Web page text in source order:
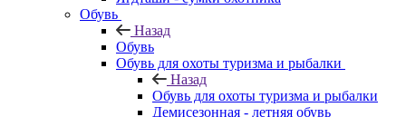
Обувь
Назад
Обувь
Обувь для охоты туризма и рыбалки
Назад
Обувь для охоты туризма и рыбалки
Демисезонная - летняя обувь